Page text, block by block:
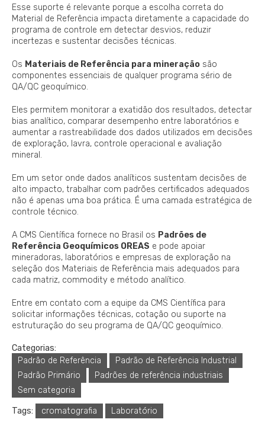
Esse suporte é relevante porque a escolha correta do
Material de Referência impacta diretamente a capacidade do
programa de controle em detectar desvios, reduzir
incertezas e sustentar decisões técnicas.
Os Materiais de Referência para mineração são
componentes essenciais de qualquer programa sério de
QA/QC geoquímico.
Eles permitem monitorar a exatidão dos resultados, detectar
bias analítico, comparar desempenho entre laboratórios e
aumentar a rastreabilidade dos dados utilizados em decisões
de exploração, lavra, controle operacional e avaliação
mineral.
Em um setor onde dados analíticos sustentam decisões de
alto impacto, trabalhar com padrões certificados adequados
não é apenas uma boa prática. É uma camada estratégica de
controle técnico.
A CMS Científica fornece no Brasil os Padrões de
Referência Geoquímicos OREAS e pode apoiar
mineradoras, laboratórios e empresas de exploração na
seleção dos Materiais de Referência mais adequados para
cada matriz, commodity e método analítico.
Entre em contato com a equipe da CMS Científica para
solicitar informações técnicas, cotação ou suporte na
estruturação do seu programa de QA/QC geoquímico.
Categorias:
Padrão de Referência
Padrão de Referência Industrial
Padrão Primário
Padrões de referência industriais
Sem categoria
Tags: cromatografia Laboratório